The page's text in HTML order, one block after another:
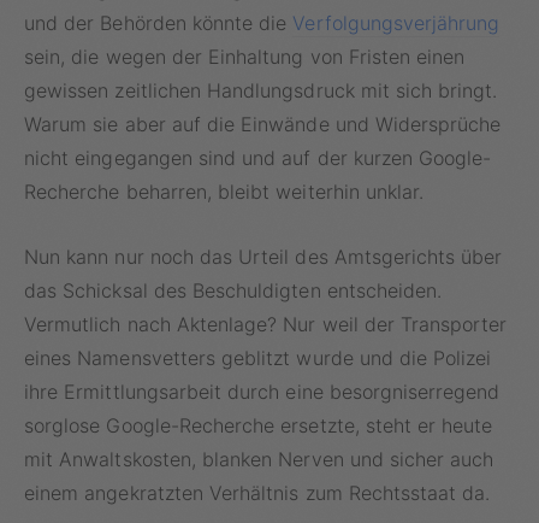
und der Behörden könnte die Verfolgungsverjährung
sein, die wegen der Einhaltung von Fristen einen
gewissen zeitlichen Handlungsdruck mit sich bringt.
Warum sie aber auf die Einwände und Widersprüche
nicht eingegangen sind und auf der kurzen Google-
Recherche beharren, bleibt weiterhin unklar.
Nun kann nur noch das Urteil des Amtsgerichts über
das Schicksal des Beschuldigten entscheiden.
Vermutlich nach Aktenlage? Nur weil der Transporter
eines Namensvetters geblitzt wurde und die Polizei
ihre Ermittlungsarbeit durch eine besorgniserregend
sorglose Google-Recherche ersetzte, steht er heute
mit Anwaltskosten, blanken Nerven und sicher auch
einem angekratzten Verhältnis zum Rechtsstaat da.